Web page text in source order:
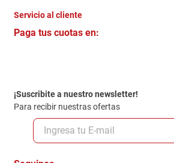
Quienes somos
Trabaja con Nosotros
Servicio al cliente
Crédito Directo
Politica de Privacidad
Políticas y condiciones GiftCard
Formas de Pago
Terminos y Condiciones
Paga tus cuotas en:
¡Suscribite a nuestro newsletter!
Para recibir nuestras ofertas